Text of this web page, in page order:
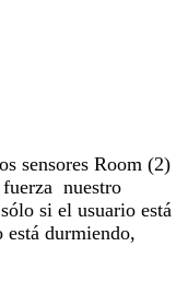
sensores Room (2)
fuerza nuestro
si el usuario está
durmiendo,